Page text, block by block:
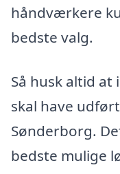
håndværkere
bedste valg.
Så husk altid
skal have
Sønderborg.
bedste mulige